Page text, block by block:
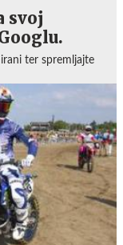
svoj
ter spremljajte